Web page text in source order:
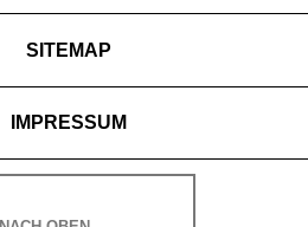
SITEMAP
IMPRESSUM